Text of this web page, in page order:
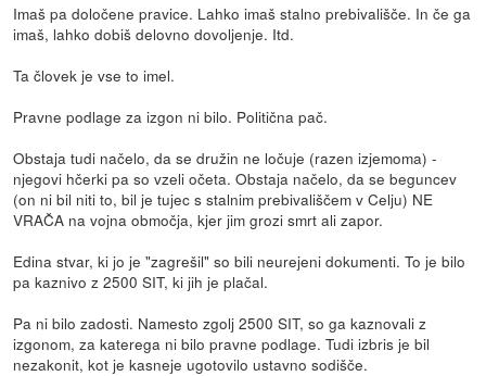
Imaš pa določene pravice. Lahko imaš stalno prebivališče. In če ga
imaš, lahko dobiš delovno dovoljenje. Itd.
Ta človek je vse to imel.
Pravne podlage za izgon ni bilo. Politična pač.
Obstaja tudi načelo, da se družin ne ločuje (razen izjemoma) -
njegovi hčerki pa so vzeli očeta. Obstaja načelo, da se beguncev
(on ni bil niti to, bil je tujec s stalnim prebivališčem v Celju) NE
VRAČA na vojna območja, kjer jim grozi smrt ali zapor.
Edina stvar, ki jo je "zagrešil" so bili neurejeni dokumenti. To je bilo
pa kaznivo z 2500 SIT, ki jih je plačal.
Pa ni bilo zadosti. Namesto zgolj 2500 SIT, so ga kaznovali z
izgonom, za katerega ni bilo pravne podlage. Tudi izbris je bil
nezakonit, kot je kasneje ugotovilo ustavno sodišče.